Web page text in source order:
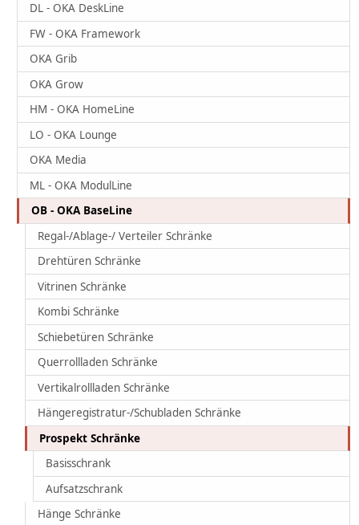
DL - OKA DeskLine
FW - OKA Framework
OKA Grib
OKA Grow
HM - OKA HomeLine
LO - OKA Lounge
OKA Media
ML - OKA ModulLine
OB - OKA BaseLine
Regal-/Ablage-/ Verteiler Schränke
Drehtüren Schränke
Vitrinen Schränke
Kombi Schränke
Schiebetüren Schränke
Querrollladen Schränke
Vertikalrollladen Schränke
Hängeregistratur-/Schubladen Schränke
Prospekt Schränke
Basisschrank
Aufsatzschrank
Hänge Schränke